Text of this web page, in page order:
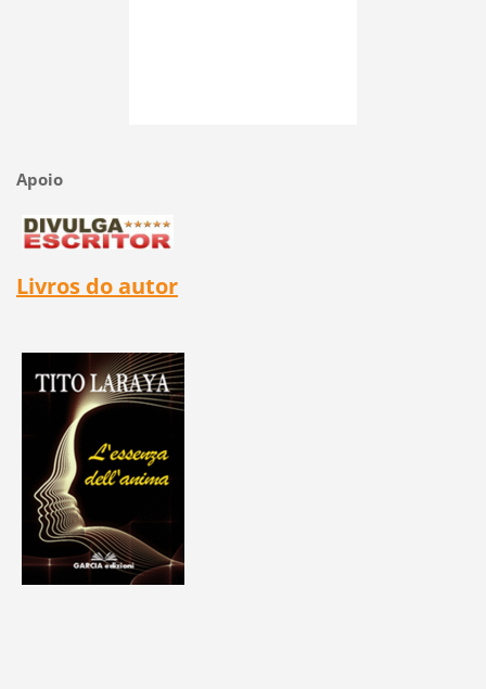
Apoio
Livros do autor